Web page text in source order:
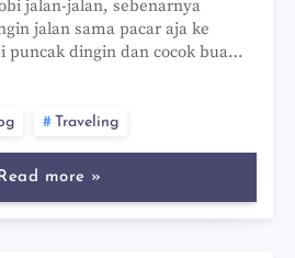
jalan-jalan, sebenarnya
jalan sama pacar aja ke
puncak dingin dan cocok bua…
Traveling
more »